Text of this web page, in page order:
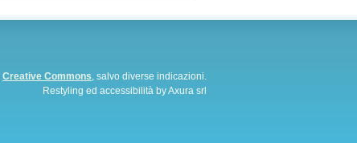
Creative Commons, salvo diverse indicazioni.
Restyling ed accessibilità by Axura srl